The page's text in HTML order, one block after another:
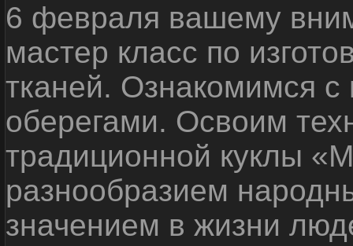
6 февраля вашему
мастер класс по
тканей. Ознакомимся с
оберегами. Освоим
традиционной куклы
разнообразием
значением в жизни